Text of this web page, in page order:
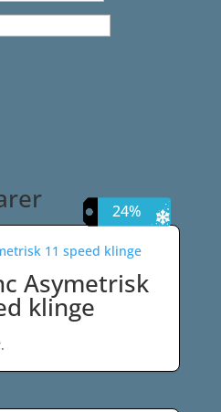
11%
Asymetrisk
klinge
Den
aktuelle
9%
9%
24%